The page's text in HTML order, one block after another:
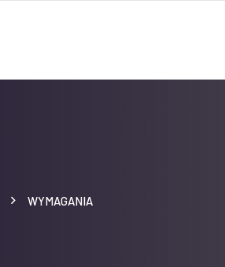
WYMAGANIA